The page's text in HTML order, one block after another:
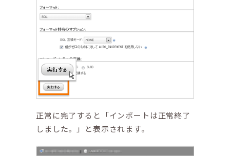
正常に完了すると「インポートは正常終了
しました。」と表示されます。